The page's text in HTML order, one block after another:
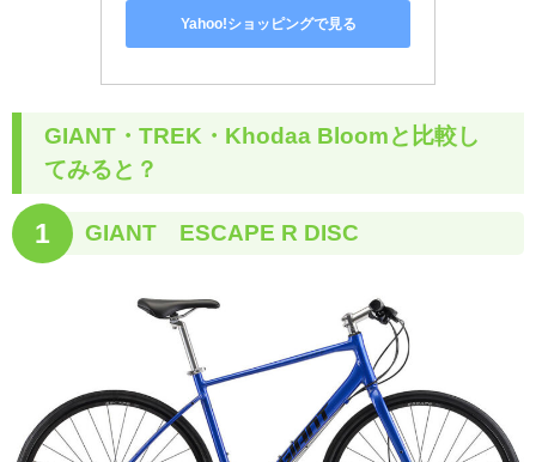
Yahoo!ショッピングで見る
GIANT・TREK・Khodaa Bloomと比較し
てみると？
1 GIANT ESCAPE R DISC